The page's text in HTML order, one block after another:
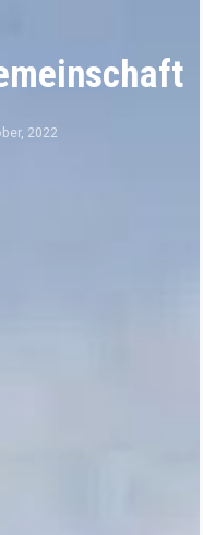
2022